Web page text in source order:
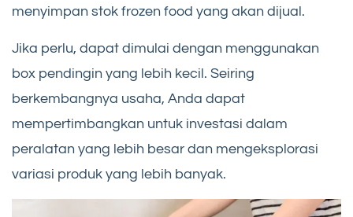
menyimpan stok frozen food yang akan dijual.
Jika perlu, dapat dimulai dengan menggunakan
box pendingin yang lebih kecil. Seiring
berkembangnya usaha, Anda dapat
mempertimbangkan untuk investasi dalam
peralatan yang lebih besar dan mengeksplorasi
variasi produk yang lebih banyak.